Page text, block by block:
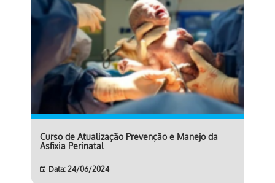
Curso de Atualização Prevenção e Manejo da
Asfixia Perinatal
Data: 24/06/2024